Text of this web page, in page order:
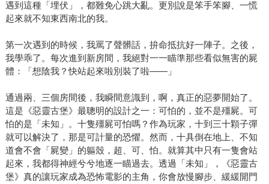
遇到這種「埋伏」，都難免心跳大亂。更別說是笨手笨腳、一慌
起來就不知東西南北的我。
第一次遇到的時候，我罵了聲髒話，拚命抵抗好一陣子。之後，
我學乖了。每次進到新房間，我絕對一一瞄準那些看似無害的屍
體：「想陰我？快站起來啦別裝了啦——」
通過兩、三個房間後，我瞬間意識到，啊，真正的惡夢開始了。
這是《惡靈古堡》最聰明的設計之一：可怕的，並不是殭屍。可
怕的是「未知」。十隻殭屍可怕嗎？作為玩家，十到三十顆子彈
就可以解決了，那是可計量的恐懼。然而，十具倒在地上、不知
道會不會「屍變」的軀殼，超、可、怕。就算其中只有一隻會站
起來，我都得神經兮兮地逐一瞄過去。透過「未知」，《惡靈古
堡》真的讓玩家成為恐怖電影的主角，你會放慢腳步、緩緩開門